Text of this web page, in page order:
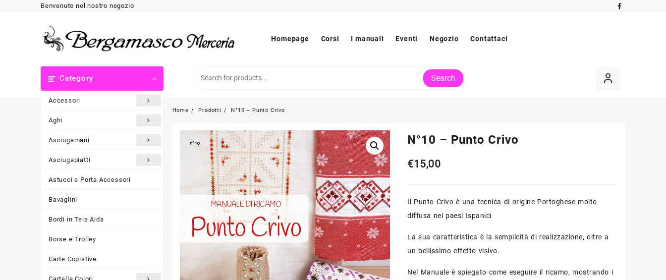
Benvenuto nel nostro negozio
Homepage Corsi I manuali Eventi Negozio Contattaci
Category
Accessori
Aghi
Asciugamani
Asciugapiatti
Astucci e Porta Accessori
Bavaglini
Bordi in Tela Aida
Borse e Trolley
Carte Copiative
Search
Home Prodotti N°10 – Punto Crivo
N°10 – Punto Crivo
€15,00
Il Punto Crivo è una tecnica di origine Portoghese molto
diffusa nei paesi Ispanici
La sua caratteristica è la semplicità di realizzazione, oltre a
un bellissimo effetto visivo.
Nel Manuale è spiegato come eseguire il ricamo, mostrando i